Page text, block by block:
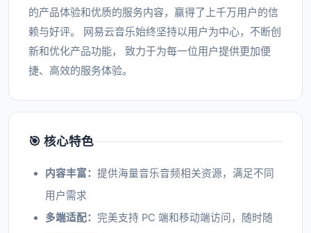
的产品体验和优质的服务内容，赢得了上千万用户的信
赖与好评。 网易云音乐始终坚持以用户为中心，不断创
新和优化产品功能， 致力于为每一位用户提供更加便
捷、高效的服务体验。
🎯 核心特色
内容丰富： 提供海量音乐音频相关资源，满足不同
用户需求
多端适配： 完美支持 PC 端和移动端访问，随时随